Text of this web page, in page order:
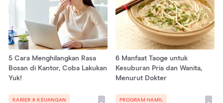
5 Cara Menghilangkan Rasa
Bosan di Kantor, Coba Lakukan
Yuk!
KARIER & KEUANGAN
6 Manfaat Taoge untuk
Kesuburan Pria dan Wanita,
Menurut Dokter
PROGRAM HAMIL